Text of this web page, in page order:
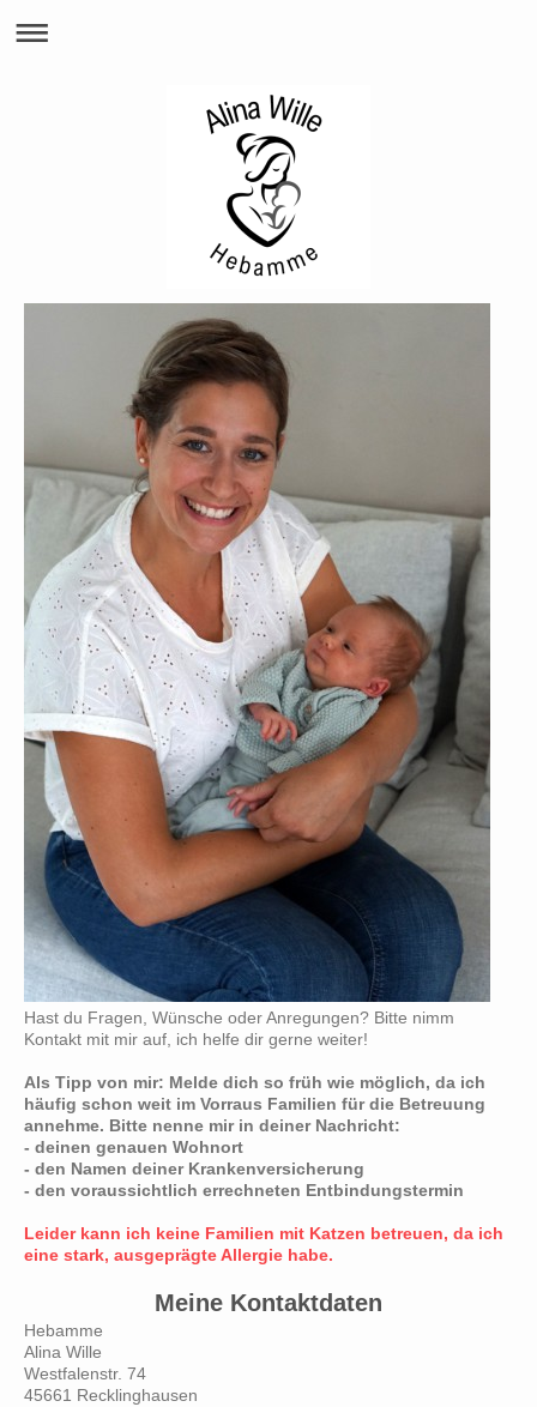
Hast du Fragen, Wünsche oder Anregungen? Bitte nimm
Kontakt mit mir auf, ich helfe dir gerne weiter!
Als Tipp von mir: Melde dich so früh wie möglich, da ich
häufig schon weit im Vorraus Familien für die Betreuung
annehme. Bitte nenne mir in deiner Nachricht:
- deinen genauen Wohnort
- den Namen deiner Krankenversicherung
- den voraussichtlich errechneten Entbindungstermin
Leider kann ich keine Familien mit Katzen betreuen, da ich
eine stark, ausgeprägte Allergie habe.
Meine Kontaktdaten
Hebamme
Alina Wille
Westfalenstr. 74
45661 Recklinghausen